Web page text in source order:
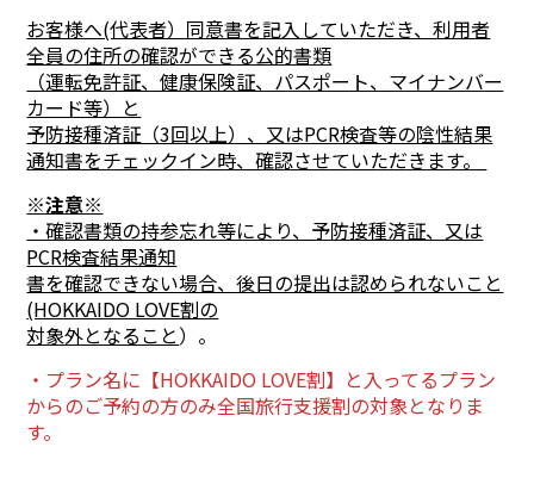
お客様へ(代表者）同意書を記入していただき、利用者
全員の住所の確認ができる公的書類
（運転免許証、健康保険証、パスポート、マイナンバー
カード等）と
予防接種済証（3回以上）、又はPCR検査等の陰性結果
通知書をチェックイン時、確認させていただきます。
※注意※
・確認書類の持参忘れ等により、予防接種済証、又は
PCR検査結果通知
書を確認できない場合、後日の提出は認められないこと
(HOKKAIDO LOVE割の
対象外となること）。
・プラン名に【HOKKAIDO LOVE割】と入ってるプラン
からのご予約の方のみ全国旅行支援割の対象となりま
す。